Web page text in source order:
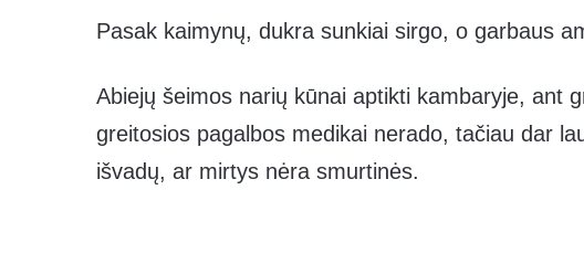
Pasak kaimynų, dukra sunkiai sirgo, o garbaus
Abiejų šeimos narių kūnai aptikti kambaryje, ant
greitosios pagalbos medikai nerado, tačiau dar
išvadų, ar mirtys nėra smurtinės.